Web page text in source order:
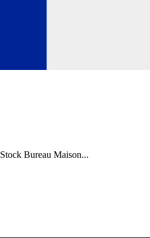
Stock Bureau Maison...